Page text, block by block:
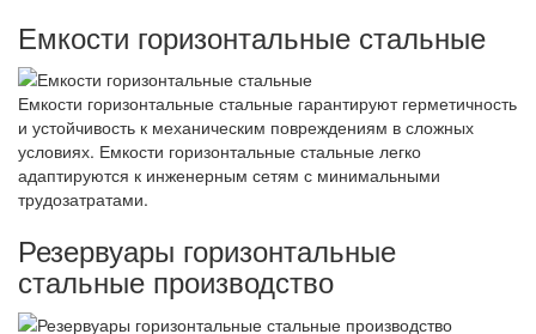
Емкости горизонтальные стальные
Емкости горизонтальные стальные гарантируют герметичность
и устойчивость к механическим повреждениям в сложных
условиях. Емкости горизонтальные стальные легко
адаптируются к инженерным сетям с минимальными
трудозатратами.
Резервуары горизонтальные
стальные производство